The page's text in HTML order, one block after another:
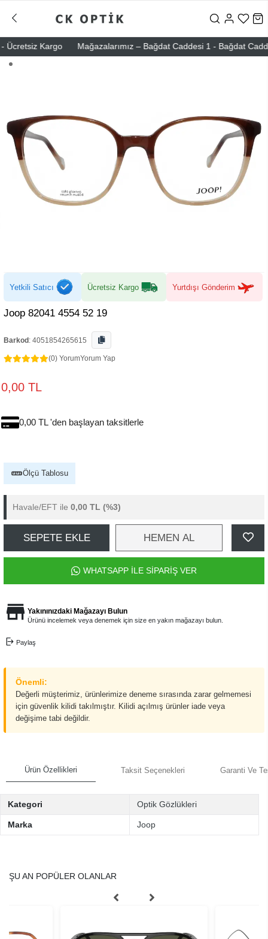
Kargo Mağazalarımız – Bağdat Caddesi 1 - Bağdat
Yetkili Satıcı Ücretsiz Kargo Yurtdışı Gönderim
Joop 82041 4554 52 19
Barkod : 4051854265615
(0) YorumYorum Yap
0,00 TL
0,00 TL 'den başlayan taksitlerle
Ölçü Tablosu
Havale/EFT ile 0,00 TL (%3)
SEPETE EKLE HEMEN AL
WHATSAPP İLE SİPARİŞ VER
Yakınınızdaki Mağazayı Bulun
Ürünü incelemek veya denemek için size en yakın mağazayı bulun.
Paylaş
Önemli:
Değerli müşterimiz, ürünlerimize deneme sırasında zarar gelmemesi
için güvenlik kilidi takılmıştır. Kilidi açılmış ürünler iade veya
değişime tabi değildir.
Ürün Özellikleri Taksit Seçenekleri Garanti Ve
Kategori Optik Gözlükleri
Marka Joop
ŞU AN POPÜLER OLANLAR